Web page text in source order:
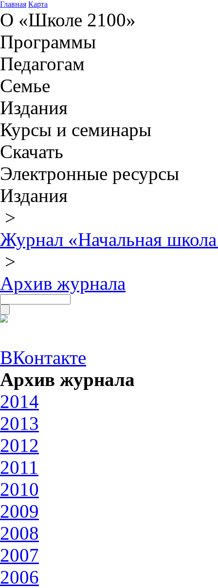
Главная Карта
О «Школе 2100»
Программы
Педагогам
Семье
Издания
Курсы и семинары
Скачать
Электронные ресурсы
Издания
>
Журнал «Начальная
>
Архив журнала
ВКонтакте
Архив журнала
2014
2013
2012
2011
2010
2009
2008
2007
2006